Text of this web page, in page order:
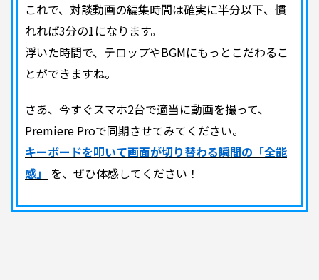
これで、対談動画の編集時間は確実に半分以下、慣
れれば3分の1になります。
浮いた時間で、テロップやBGMにもっとこだわるこ
とができますね。
さあ、今すぐスマホ2台で適当に動画を撮って、
Premiere Proで同期させてみてください。
キーボードを叩いて画面が切り替わる瞬間の「全能
感」
を、ぜひ体感してください！